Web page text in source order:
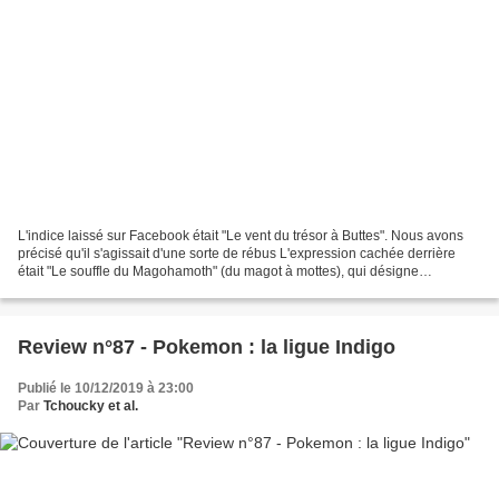
L'indice laissé sur Facebook était "Le vent du trésor à Buttes". Nous avons
précisé qu'il s'agissait d'une sorte de rébus L'expression cachée derrière
était "Le souffle du Magohamoth" (du magot à mottes), qui désigne
Review n°87 - Pokemon : la ligue Indigo
Publié le 10/12/2019 à 23:00
Par Tchoucky et al.